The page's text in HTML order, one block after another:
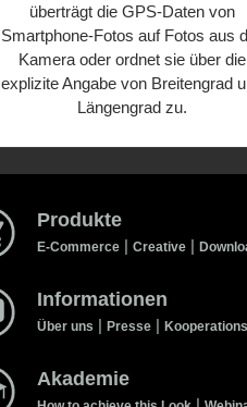
überträgt die GPS-Daten von
Smartphone-Fotos auf Fotos aus
Kamera oder ordnet sie über die
explizite Angabe von Breitengrad
Längengrad zu.
Produkte
E-Commerce | Creative |
Informationen
Über uns | Presse |
Akademie